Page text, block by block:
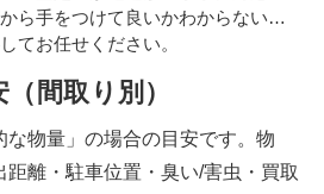
ら手をつけて良いかわからない…
てお任せください。
間取り別）
な物量」の場合の目安です。物
距離・駐車位置・臭い/害虫・買取